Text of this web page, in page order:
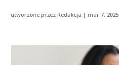
utworzone przezRedakcja |mar 7, 2025